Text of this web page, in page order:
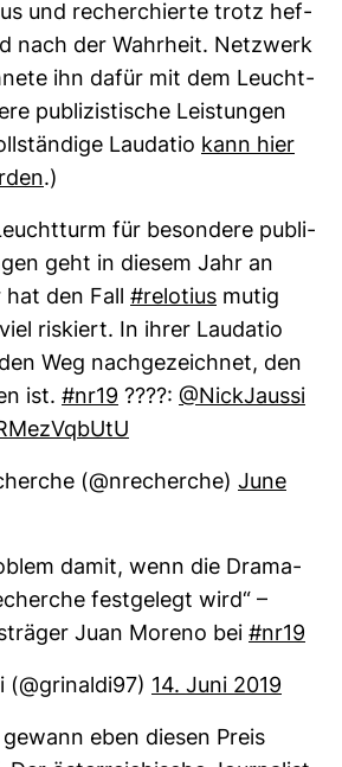
und recher­chierte trotz hef­
nach der Wahr­heit. Netz­werk
ihn dafür mit dem Leucht­
publi­zis­ti­sche Leis­tungen
Lau­datio kann hier
.)
für beson­dere publi­
geht in diesem Jahr an
den Fall #relo­tius mutig
ris­kiert. In ihrer Lau­datio
den Weg nach­ge­zeichnet, den
ist. #nr19 ????: @Nick­Jaussi
(@nre­cherche) June
damit, wenn die Dra­ma­
fest­ge­legt wird“ –
Juan Moreno bei #nr19
(@gri­naldi97) 14. Juni 2019
eben diesen Preis